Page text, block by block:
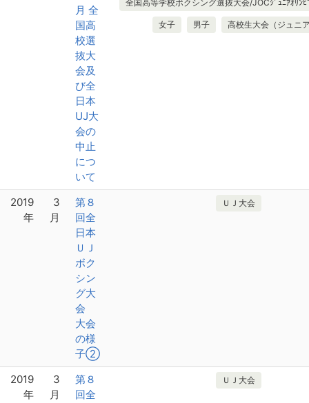
月 全
国高
校選
抜大
会及
び全
日本
UJ大
会の
中止
につ
いて
全国高等学校ボクシング選抜大会/JOCｼﾞｭﾆｱｵﾘﾝﾋ
女子 男子 高校生大会（ジュニ
2019
年
3
月
第８
回全
日本
ＵＪ
ボク
シン
グ大
会
大会
の様
子②
ＵＪ大会
2019
年
3
月
第８
回全
ＵＪ大会